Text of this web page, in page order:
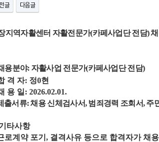
글 다음글
지역자활센터 자활전문가(카페사업단 전담)
용분야: 자활사업 전문가(카페사업단 전담)
격 자: 정0현
용 일: 2026.02.01.
출서류: 채용 신체검사서, 범죄경력 조회서, 주
타사항
로계약 포기, 결격사유 등으로 합격자가 채